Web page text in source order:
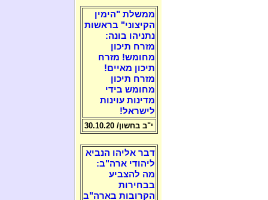
ממשלת "הימין
הקיצוני" בראשות
נתניהו בונה:
מזרח תיכון
מחומש! מזרח
תיכון מאיים!
מזרח תיכון
מחומש בידי
מדינות עוינות
לישראל!
י"ב בחשון/ 30.10.20
דבר אליהו הנביא
ליהודי ארה"ב:
מה להצביע
בבחירות
הקרובות בארה"ב